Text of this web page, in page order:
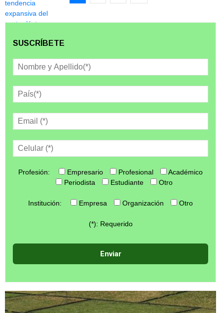
SUSCRÍBETE
Profesión: Empresario Profesional
Académico
Periodista
Estudiante Otro
Institución: Empresa Organización Otro
(*): Requerido